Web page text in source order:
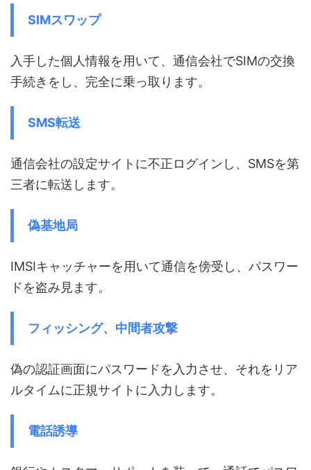
SIMスワップ
入手した個人情報を用いて、通信会社でSIMの交換
手続きをし、完全に乗っ取ります。
SMS転送
通信会社の設定サイトに不正ログインし、SMSを第
三者に転送します。
偽基地局
IMSIキャッチャーを用いて通信を傍受し、パスワー
ドを盗み見ます。
フィッシング、中間者攻撃
偽の認証画面にパスワードを入力させ、それをリア
ルタイムに正規サイトに入力します。
電話誘導